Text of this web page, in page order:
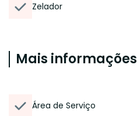
Zelador
Mais informações
Área de Serviço